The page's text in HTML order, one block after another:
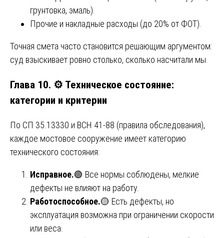
грунтовка, эмаль).
Прочие и накладные расходы (до 20% от ФОТ).
Точная смета часто становится решающим аргументом:
суд взыскивает ровно столько, сколько насчитали мы.
Глава 10. ⚙️ Техническое состояние:
категории и критерии
По СП 35.13330 и ВСН 41-88 (правила обследования),
каждое мостовое сооружение имеет категорию
технического состояния:
Исправное.🟢 Все нормы соблюдены, мелкие
дефекты не влияют на работу.
Работоспособное.🟡 Есть дефекты, но
эксплуатация возможна при ограничении скорости
или веса.